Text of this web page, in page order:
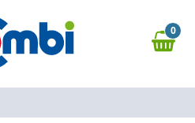
0,00 €
0